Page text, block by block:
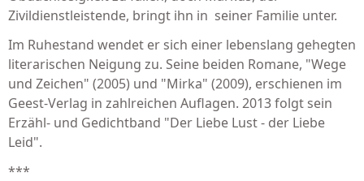
Zivildienstleistende, bringt ihn in seiner Familie unter.
Im Ruhestand wendet er sich einer lebenslang gehegten
literarischen Neigung zu. Seine beiden Romane, "Wege
und Zeichen" (2005) und "Mirka" (2009), erschienen im
Geest-Verlag in zahlreichen Auflagen. 2013 folgt sein
Erzähl- und Gedichtband "Der Liebe Lust - der Liebe
Leid".
***